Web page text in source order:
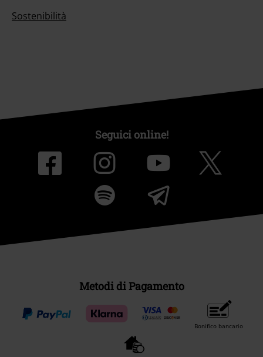
Sostenibilità
Seguici online!
Metodi di Pagamento
Bonifico bancario